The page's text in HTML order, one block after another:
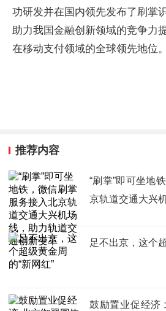
功研发并在国内领先发布了刷掌
助力我国金融创新领域的竞争力
在移动支付领域的全球领先地位。
推荐内容
“刷掌”即可坐地
京轨道交通大兴
足不出京，这个
鼓励置业促经济